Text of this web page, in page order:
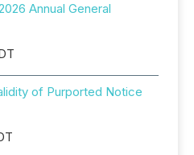
Annual General
of Purported Notice